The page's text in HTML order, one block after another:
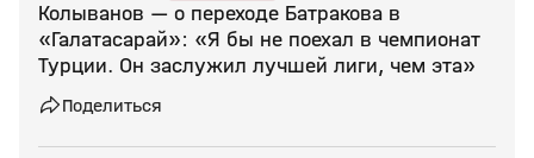
Колыванов — о переходе Батракова в
«Галатасарай»: «Я бы не поехал в чемпионат
Турции. Он заслужил лучшей лиги, чем эта»
Поделиться